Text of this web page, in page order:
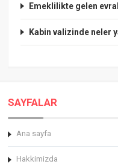
Emeklilikte gelen
Kabin valizinde neler
SAYFALAR
Ana sayfa
Hakkimizda